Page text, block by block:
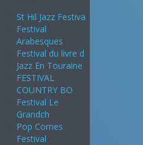
St Hil Jazz Festiva
Festival
Arabesques
Festival du livre d
Jazz En Touraine
FESTIVAL
COUNTRY BO
Festival Le
Grandch
Pop Cornes
Festival